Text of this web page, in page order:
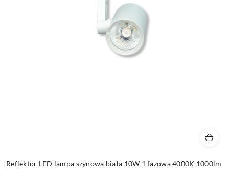
Reflektor LED lampa szynowa biała 10W 1 fazowa 4000K 1000lm